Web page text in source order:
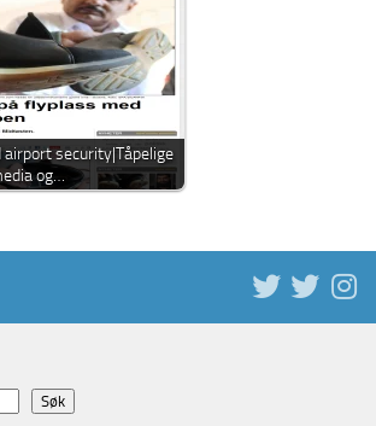
airport security|Tåpelige
og…
Søk